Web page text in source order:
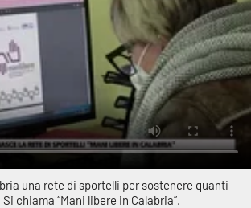
una rete di sportelli per sostenere quanti
chiama “Mani libere in Calabria”.